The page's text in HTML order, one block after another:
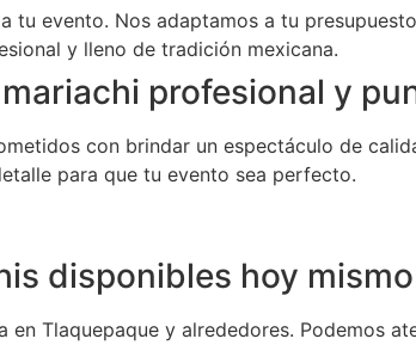
tu evento. Nos adaptamos a tu
y lleno de tradición mexicana.
profesional y
con brindar un espectáculo de
para que tu evento sea perfecto.
disponibles hoy mismo
Tlaquepaque y alrededores. Podemos